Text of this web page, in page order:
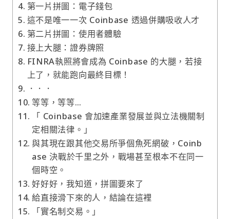
第一片拼圖：電子錢包
這不是唯一一次 Coinbase 透過併購吸收人才
第二片拼圖：使用者體驗
接上大腿：證券牌照
FINRA執照將會成為 Coinbase 的大腿，若接
上了，就能跑向最終目標！
．．．
等等，等等…
「 Coinbase 會加速產業發展並與立法機關制
定相關法律。」
與其現在跟其他交易所爭個魚死網破，Coinb
ase 決戰於千里之外，戰場甚至根本不在同一
個時空。
好好好，我知道，拼圖要來了
給直接滑下來的人，結論在這裡
「實名制交易。」